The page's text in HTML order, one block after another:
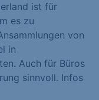
ist für
es zu
von
in
Auch für Büros
sinnvoll. Infos